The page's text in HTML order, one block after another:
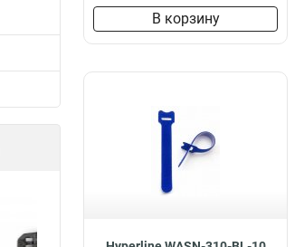
В корзину